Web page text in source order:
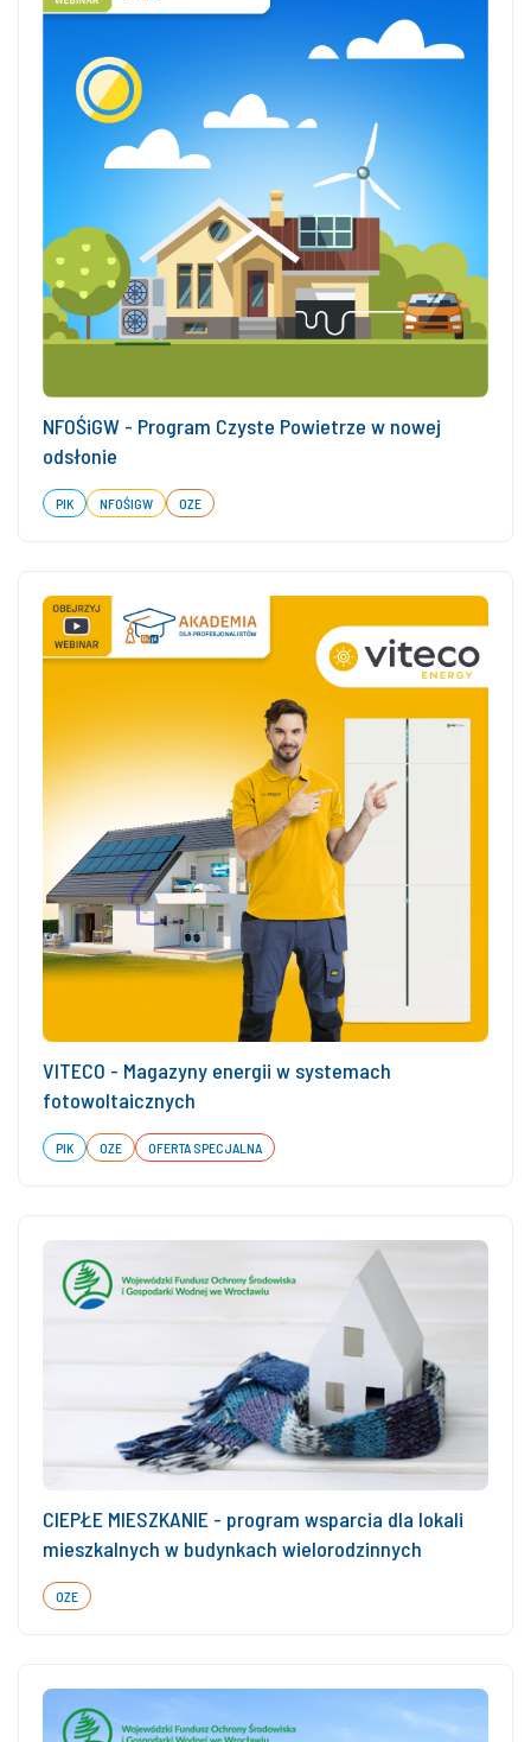
NFOŚiGW - Program Czyste Powietrze w nowej
odsłonie
PIK NFOŚIGW OZE
VITECO - Magazyny energii w systemach
fotowoltaicznych
PIK OZE OFERTA SPECJALNA
CIEPŁE MIESZKANIE - program wsparcia dla lokali
mieszkalnych w budynkach wielorodzinnych
OZE